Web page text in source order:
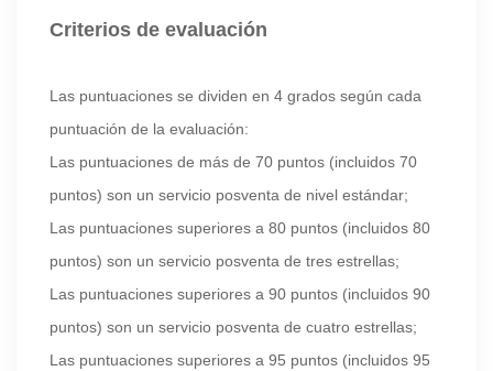
Criterios de evaluación
Las puntuaciones se dividen en 4 grados según cada
puntuación de la evaluación:
Las puntuaciones de más de 70 puntos (incluidos 70
puntos) son un servicio posventa de nivel estándar;
Las puntuaciones superiores a 80 puntos (incluidos 80
puntos) son un servicio posventa de tres estrellas;
Las puntuaciones superiores a 90 puntos (incluidos 90
puntos) son un servicio posventa de cuatro estrellas;
Las puntuaciones superiores a 95 puntos (incluidos 95